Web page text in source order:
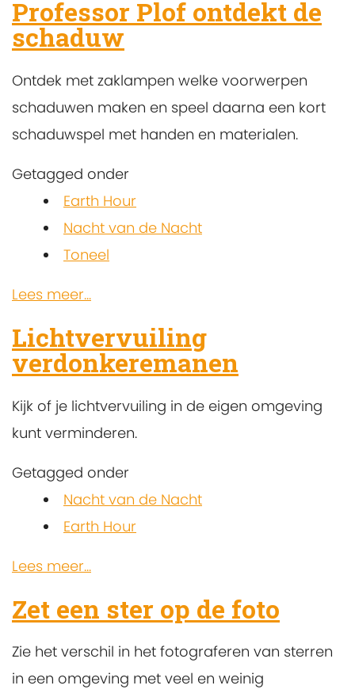
Professor Plof ontdekt de
schaduw
Ontdek met zaklampen welke voorwerpen
schaduwen maken en speel daarna een kort
schaduwspel met handen en materialen.
Getagged onder
Earth Hour
Nacht van de Nacht
Toneel
Lees meer...
Lichtvervuiling
verdonkeremanen
Kijk of je lichtvervuiling in de eigen omgeving
kunt verminderen.
Getagged onder
Nacht van de Nacht
Earth Hour
Lees meer...
Zet een ster op de foto
Zie het verschil in het fotograferen van sterren
in een omgeving met veel en weinig